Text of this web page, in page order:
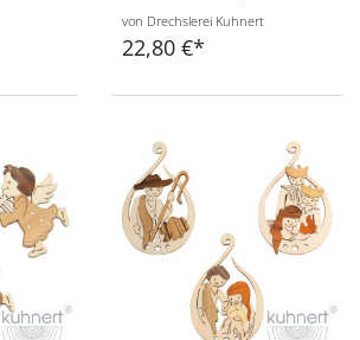
von Drechslerei Kuhnert
22,80 €